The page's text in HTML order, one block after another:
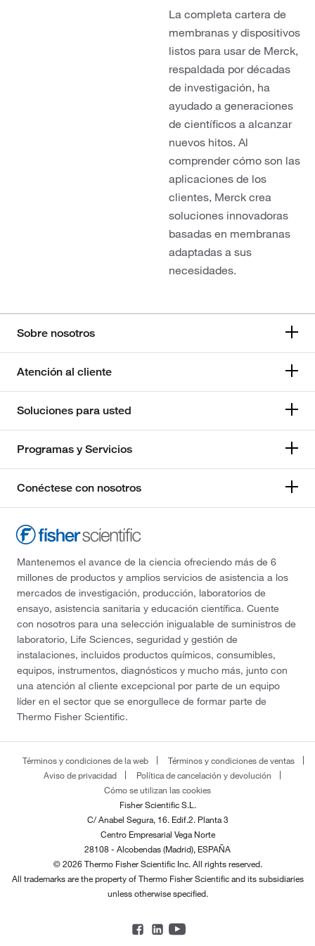
La completa cartera de
membranas y dispositivos
listos para usar de Merck,
respaldada por décadas
de investigación, ha
ayudado a generaciones
de científicos a alcanzar
nuevos hitos. Al
comprender cómo son las
aplicaciones de los
clientes, Merck crea
soluciones innovadoras
basadas en membranas
adaptadas a sus
necesidades.
Sobre nosotros
Atención al cliente
Soluciones para usted
Programas y Servicios
Conéctese con nosotros
Mantenemos el avance de la ciencia ofreciendo más de 6
millones de productos y amplios servicios de asistencia a los
mercados de investigación, producción, laboratorios de
ensayo, asistencia sanitaria y educación científica. Cuente
con nosotros para una selección inigualable de suministros de
laboratorio, Life Sciences, seguridad y gestión de
instalaciones, incluidos productos químicos, consumibles,
equipos, instrumentos, diagnósticos y mucho más, junto con
una atención al cliente excepcional por parte de un equipo
líder en el sector que se enorgullece de formar parte de
Thermo Fisher Scientific.
Términos y condiciones de la web
Términos y condiciones de ventas
Aviso de privacidad
Política de cancelación y devolución
Cómo se utilizan las cookies
Fisher Scientific S.L.
C/ Anabel Segura, 16. Edif.2. Planta 3
Centro Empresarial Vega Norte
28108 - Alcobendas (Madrid), ESPAÑA
© 2026 Thermo Fisher Scientific Inc. All rights reserved.
All trademarks are the property of Thermo Fisher Scientific and its subsidiaries
unless otherwise specified.